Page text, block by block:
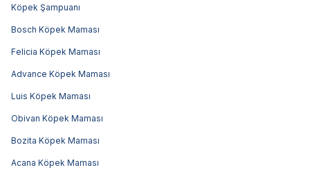
Köpek Şampuanı
Bosch Köpek Maması
Felicia Köpek Maması
Advance Köpek Maması
Luis Köpek Maması
Obivan Köpek Maması
Bozita Köpek Maması
Acana Köpek Maması